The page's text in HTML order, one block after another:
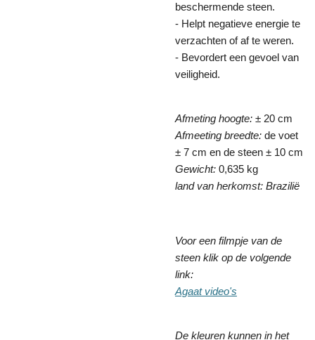
beschermende steen.
- Helpt negatieve energie te
verzachten of af te weren.
- Bevordert een gevoel van
veiligheid.
Afmeting hoogte: ± 20 cm
Afmeeting breedte: de voet
± 7 cm en de steen ± 10 cm
Gewicht: 0,635 kg
land van herkomst: Brazilië
Voor een filmpje van de
steen klik op de volgende
link:
Agaat video's
De kleuren kunnen in het